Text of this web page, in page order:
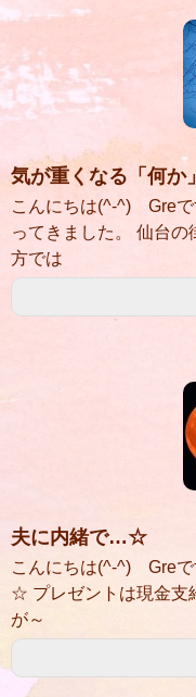
気が重くなる「何か
こんにちは(^-^) Greで
ってきました。 仙台
方では
夫に内緒で…☆
こんにちは(^-^) Greで
☆ プレゼントは現金支
が～